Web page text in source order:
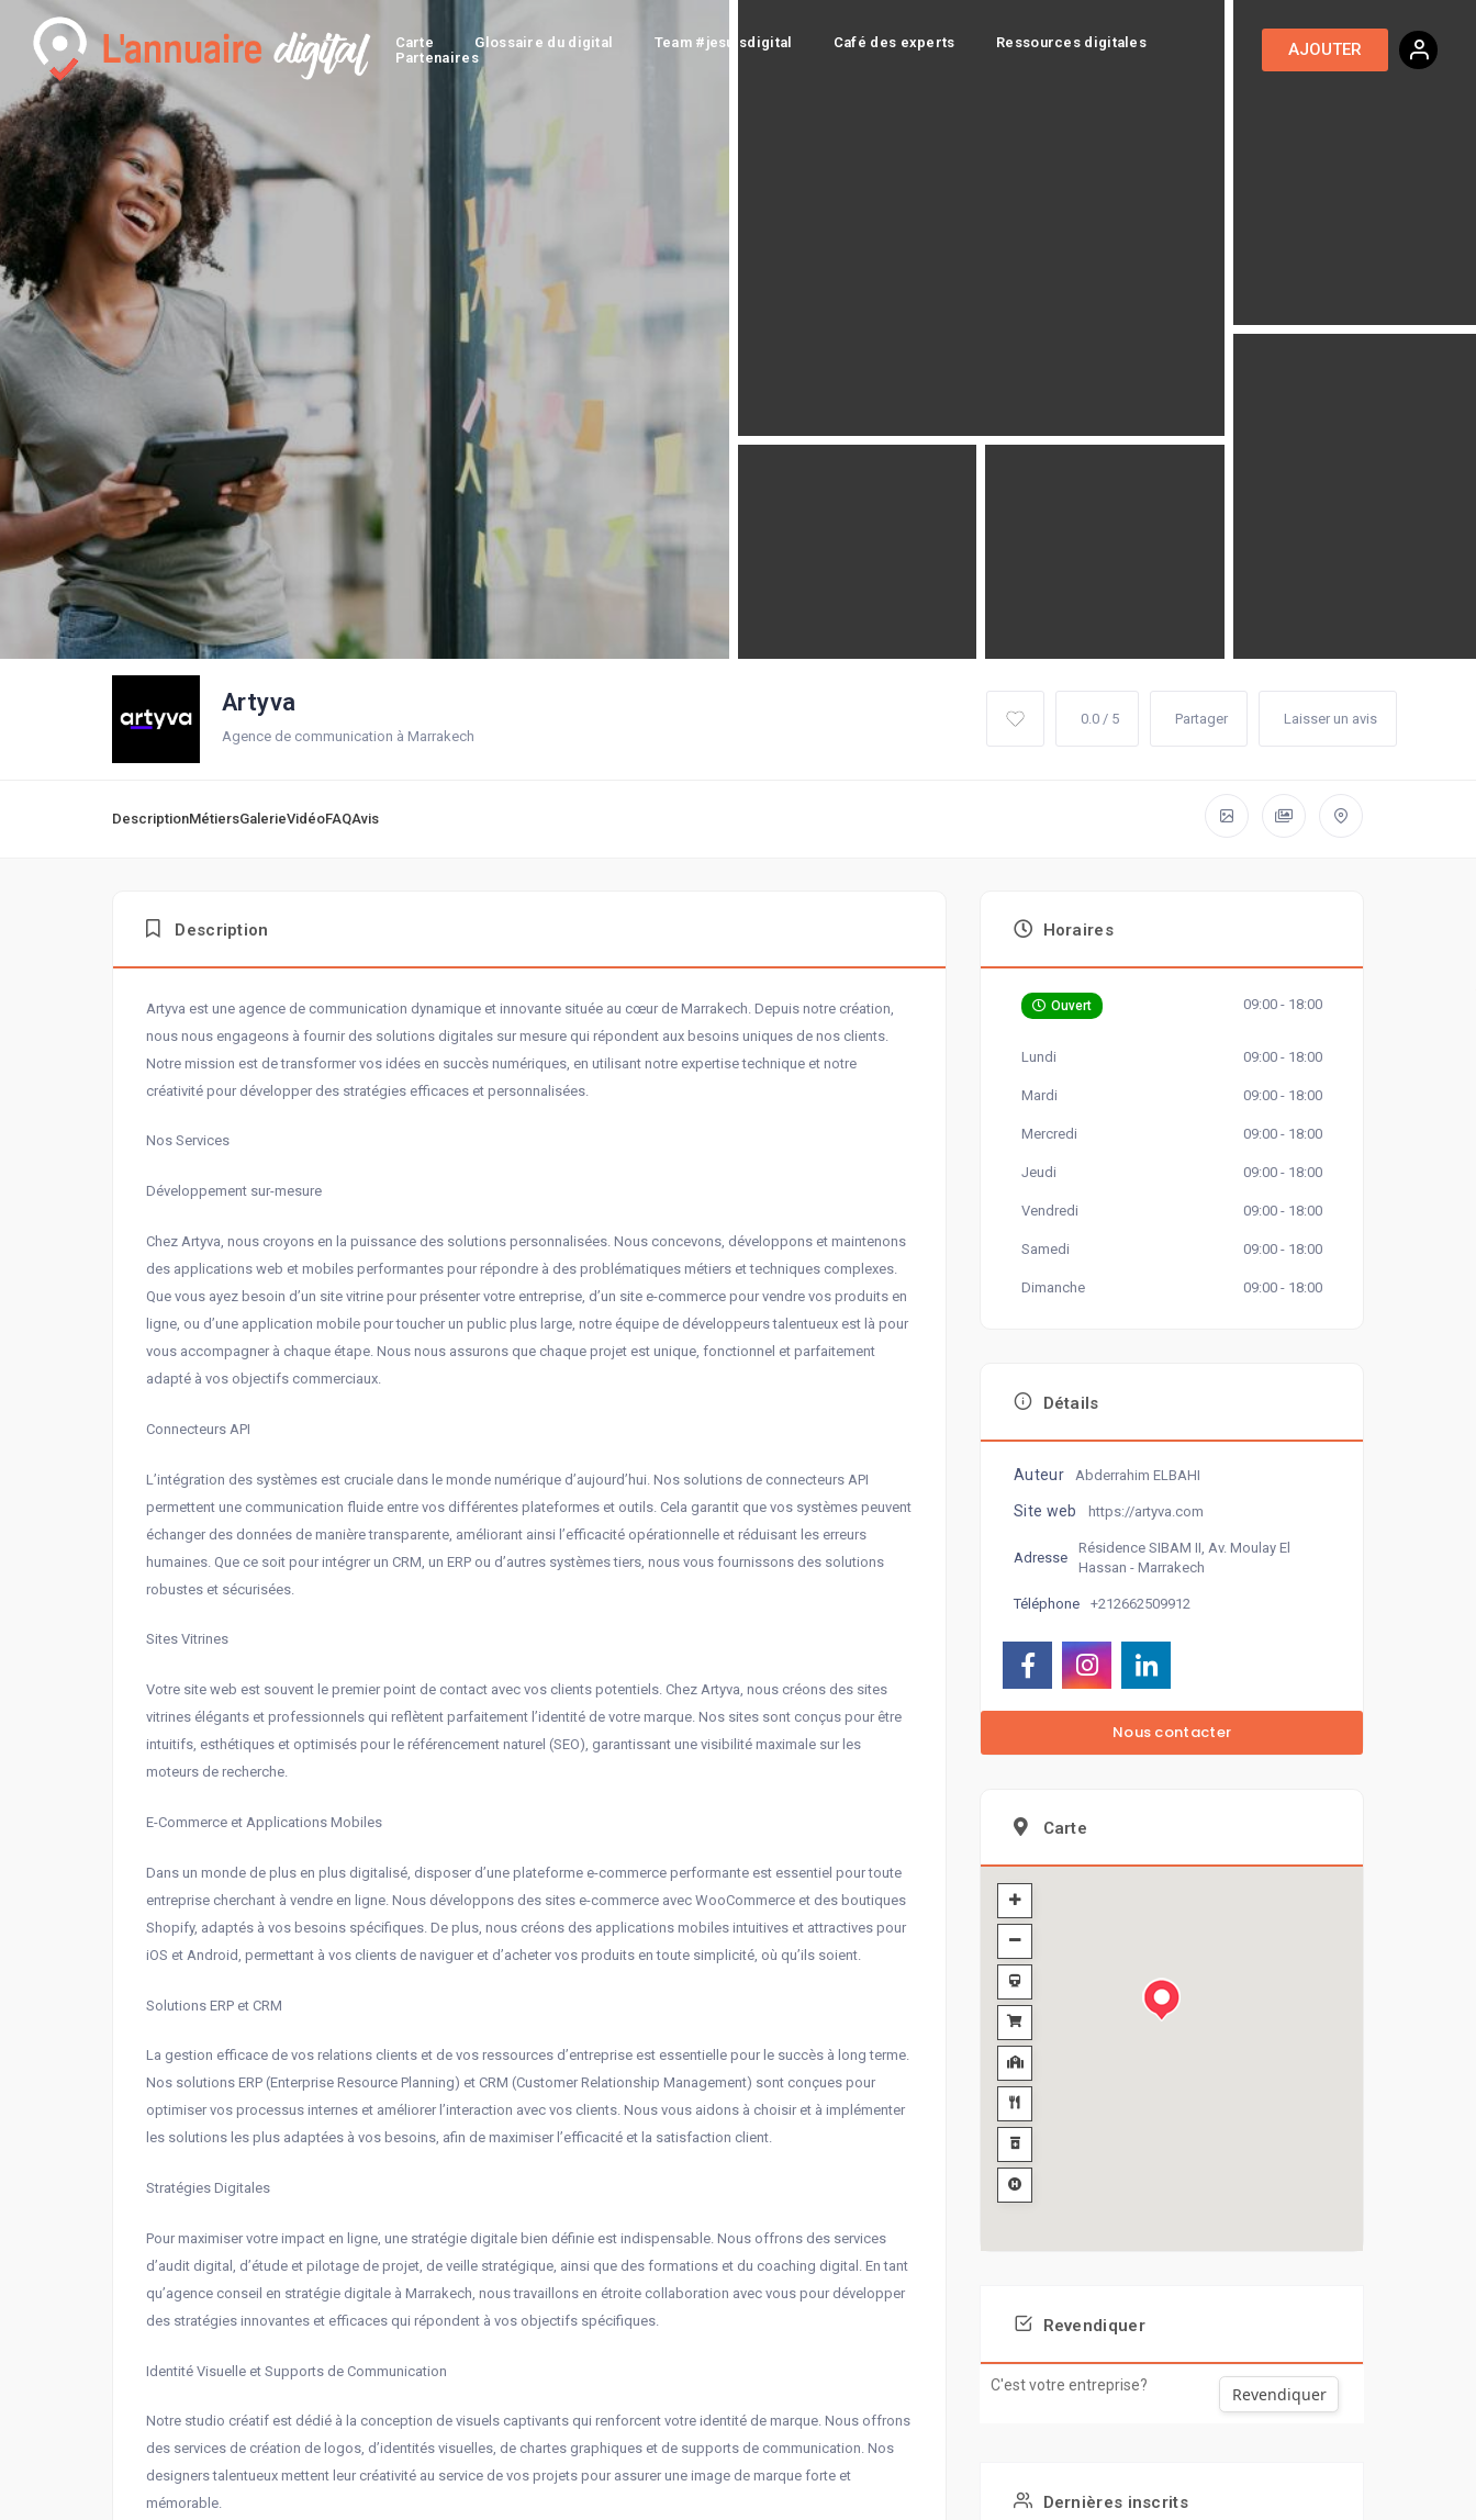
Carte Glossaire du digital Team #jesuisdigital Café des experts
Ressources digitales
Partenaires
AJOUTER
Artyva
Agence de communication à Marrakech
0.0 / 5 Partager Laisser un avis
DescriptionMétiersGalerieVidéoFAQAvis
Description
Artyva est une agence de communication dynamique et innovante située au cœur de Marrakech. Depuis notre création,
nous nous engageons à fournir des solutions digitales sur mesure qui répondent aux besoins uniques de nos clients.
Notre mission est de transformer vos idées en succès numériques, en utilisant notre expertise technique et notre
créativité pour développer des stratégies efficaces et personnalisées.
Nos Services
Développement sur-mesure
Chez Artyva, nous croyons en la puissance des solutions personnalisées. Nous concevons, développons et maintenons
des applications web et mobiles performantes pour répondre à des problématiques métiers et techniques complexes.
Que vous ayez besoin d’un site vitrine pour présenter votre entreprise, d’un site e-commerce pour vendre vos produits en
ligne, ou d’une application mobile pour toucher un public plus large, notre équipe de développeurs talentueux est là pour
vous accompagner à chaque étape. Nous nous assurons que chaque projet est unique, fonctionnel et parfaitement
adapté à vos objectifs commerciaux.
Connecteurs API
L’intégration des systèmes est cruciale dans le monde numérique d’aujourd’hui. Nos solutions de connecteurs API
permettent une communication fluide entre vos différentes plateformes et outils. Cela garantit que vos systèmes peuvent
échanger des données de manière transparente, améliorant ainsi l’efficacité opérationnelle et réduisant les erreurs
humaines. Que ce soit pour intégrer un CRM, un ERP ou d’autres systèmes tiers, nous vous fournissons des solutions
robustes et sécurisées.
Sites Vitrines
Votre site web est souvent le premier point de contact avec vos clients potentiels. Chez Artyva, nous créons des sites
vitrines élégants et professionnels qui reflètent parfaitement l’identité de votre marque. Nos sites sont conçus pour être
intuitifs, esthétiques et optimisés pour le référencement naturel (SEO), garantissant une visibilité maximale sur les
moteurs de recherche.
E-Commerce et Applications Mobiles
Dans un monde de plus en plus digitalisé, disposer d’une plateforme e-commerce performante est essentiel pour toute
entreprise cherchant à vendre en ligne. Nous développons des sites e-commerce avec WooCommerce et des boutiques
Shopify, adaptés à vos besoins spécifiques. De plus, nous créons des applications mobiles intuitives et attractives pour
iOS et Android, permettant à vos clients de naviguer et d’acheter vos produits en toute simplicité, où qu’ils soient.
Solutions ERP et CRM
La gestion efficace de vos relations clients et de vos ressources d’entreprise est essentielle pour le succès à long terme.
Nos solutions ERP (Enterprise Resource Planning) et CRM (Customer Relationship Management) sont conçues pour
optimiser vos processus internes et améliorer l’interaction avec vos clients. Nous vous aidons à choisir et à implémenter
les solutions les plus adaptées à vos besoins, afin de maximiser l’efficacité et la satisfaction client.
Stratégies Digitales
Pour maximiser votre impact en ligne, une stratégie digitale bien définie est indispensable. Nous offrons des services
d’audit digital, d’étude et pilotage de projet, de veille stratégique, ainsi que des formations et du coaching digital. En tant
qu’agence conseil en stratégie digitale à Marrakech, nous travaillons en étroite collaboration avec vous pour développer
des stratégies innovantes et efficaces qui répondent à vos objectifs spécifiques.
Identité Visuelle et Supports de Communication
Notre studio créatif est dédié à la conception de visuels captivants qui renforcent votre identité de marque. Nous offrons
des services de création de logos, d’identités visuelles, de chartes graphiques et de supports de communication. Nos
designers talentueux mettent leur créativité au service de vos projets pour assurer une image de marque forte et
mémorable.
Horaires
Ouvert 09:00 - 18:00
Lundi 09:00 - 18:00
Mardi 09:00 - 18:00
Mercredi 09:00 - 18:00
Jeudi 09:00 - 18:00
Vendredi 09:00 - 18:00
Samedi 09:00 - 18:00
Dimanche 09:00 - 18:00
Détails
Auteur Abderrahim ELBAHI
Site web https://artyva.com
Adresse
Résidence SIBAM II, Av. Moulay El
Hassan - Marrakech
Téléphone +212662509912
Carte
Revendiquer
C'est votre entreprise? Revendiquer
Dernières inscrits